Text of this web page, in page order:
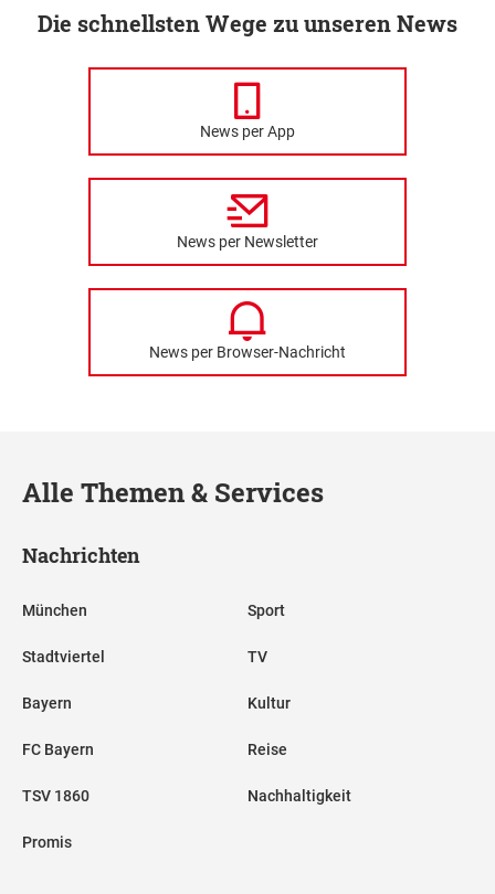
Die schnellsten Wege zu unseren News
News per App
News per Newsletter
News per Browser-Nachricht
Alle Themen & Services
Nachrichten
München
Stadtviertel
Bayern
FC Bayern
TSV 1860
Promis
Sport
TV
Kultur
Reise
Nachhaltigkeit